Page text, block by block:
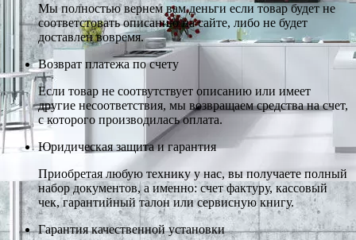
Мы полностью вернем вам деньги если товар будет не
соответстовать описанию на сайте, либо не будет
доставлен вовремя.
Возврат платежа по счету
Если товар не соотвутствует описанию или имеет
другие несоответствия, мы возвращаем средства на счет,
с которого производилась оплата.
Юридическая защита и гарантия
Приобретая любую технику у нас, вы получаете полный
набор документов, а именно: счет фактуру, кассовый
чек, гарантийный талон или сервисную книгу.
Гарантия качественной установки